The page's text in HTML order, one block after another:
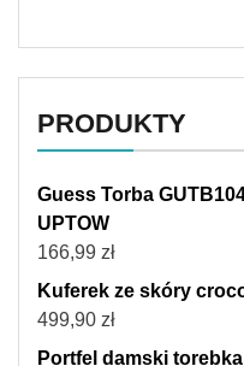
PRODUKTY
Guess Torba
UPTOW
166,99 zł
Kuferek ze skóry
499,90 zł
Portfel damski